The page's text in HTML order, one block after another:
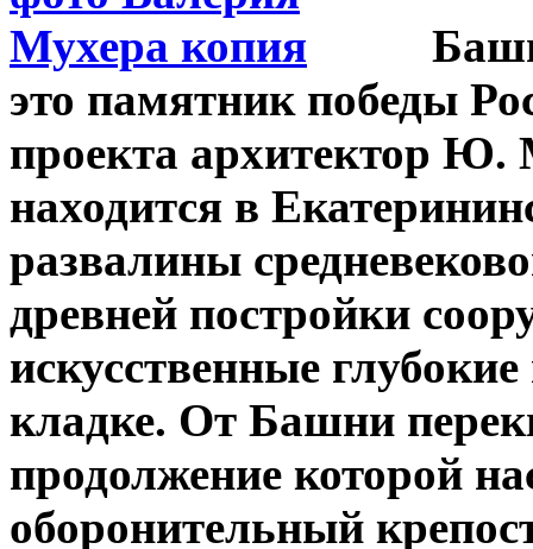
это памятник победы
проекта архитектор
находится в
развалины
древней постройки
искусственные
кладке. От Башни
продолжение которой
оборонительный